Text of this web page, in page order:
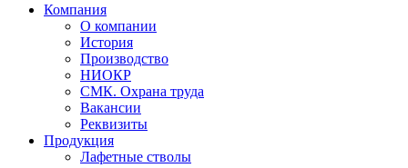
Компания
О компании
История
Производство
НИОКР
СМК. Охрана труда
Вакансии
Реквизиты
Продукция
Лафетные стволы